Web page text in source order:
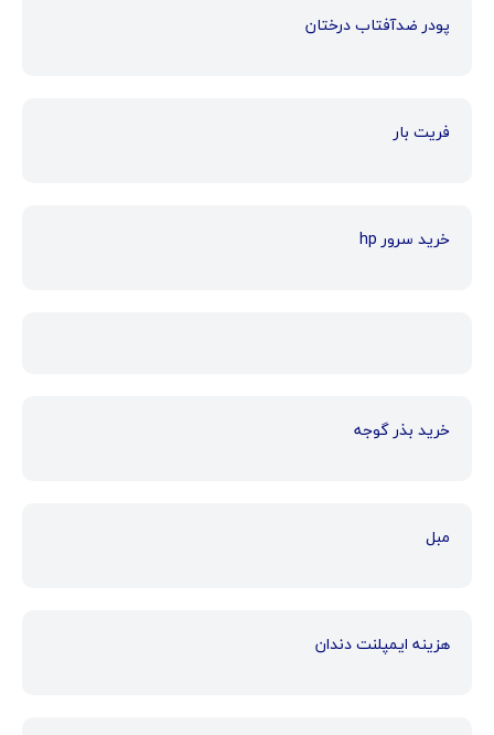
پودر ضدآفتاب درختان
فریت بار
خرید سرور hp
خرید بذر گوجه
مبل
هزینه ایمپلنت دندان